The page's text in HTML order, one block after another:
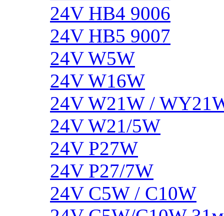
24V HB4 9006
24V HB5 9007
24V W5W
24V W16W
24V W21W /
24V W21/5W
24V P27W
24V P27/7W
24V C5W / C10W